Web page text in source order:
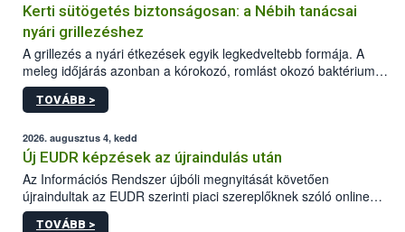
Kerti sütögetés biztonságosan: a Nébih tanácsai
nyári grillezéshez
A grillezés a nyári étkezések egyik legkedveltebb formája. A
meleg időjárás azonban a kórokozó, romlást okozó baktériumok
gyorsabb szaporodásának is kedvez. A szabadtéri sütögetés
ezért nem csupán a megfelelő sütési technikáról szól: legalább
higiéniai szabályok betartása, a megfelelő hőkezelés, valamint a
maradékok szakszerű tárolása. A Nemzeti Élelmiszerlánc-
biztonsági Hivatal (Nébih) Oktatási Programja összegyűjtötte a
biztonságos grillezés legfontosabb tudnivalóit.
TOVÁBB >
2026. augusztus 4, kedd
Új EUDR képzések az újraindulás után
Az Információs Rendszer újbóli megnyitását követően
újraindultak az EUDR szerinti piaci szereplőknek szóló online
képzések.
TOVÁBB >